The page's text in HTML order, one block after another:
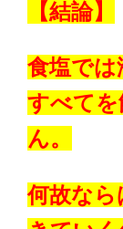
【結論】
食塩では
すべて
ん。
何故なら